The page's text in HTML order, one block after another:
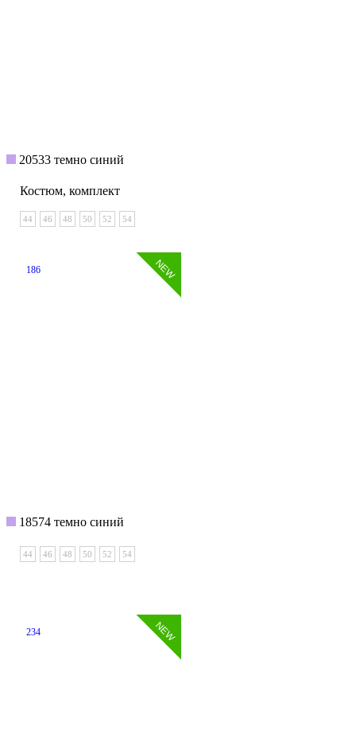
20533 темно синий
Костюм, комплект
44 46 48 50 52 54
186
18574 темно синий
44 46 48 50 52 54
234